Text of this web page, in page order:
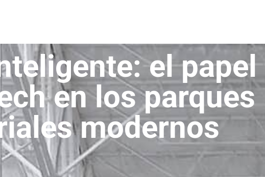
el papel
en los parques
modernos